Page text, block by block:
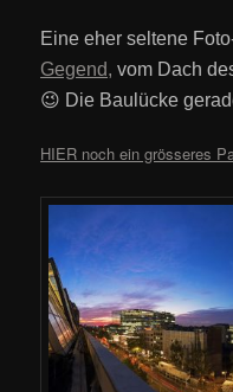
Eine eher seltene
Gegend, vom Dach
😉 Die Baulücke
HIER noch ein grösseres